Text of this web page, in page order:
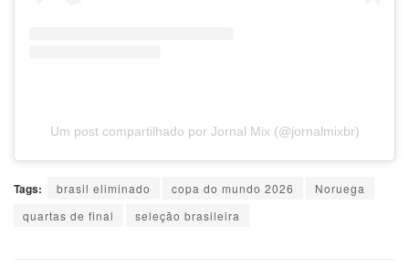
Um post compartilhado por Jornal Mix (@jornalmixbr)
Tags: brasil eliminado copa do mundo 2026
Noruega
quartas de final
seleção brasileira